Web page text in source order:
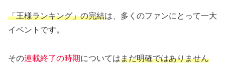
「王様ランキング」の完結は、多くのファンにとって一大
イベントです。
その連載終了の時期についてはまだ明確ではありません